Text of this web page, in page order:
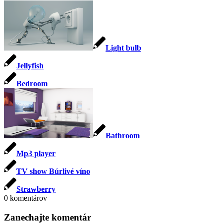
Light bulb
Jellyfish
Bedroom
Bathroom
Mp3 player
TV show Búrlivé víno
Strawberry
0 komentárov
Zanechajte komentár